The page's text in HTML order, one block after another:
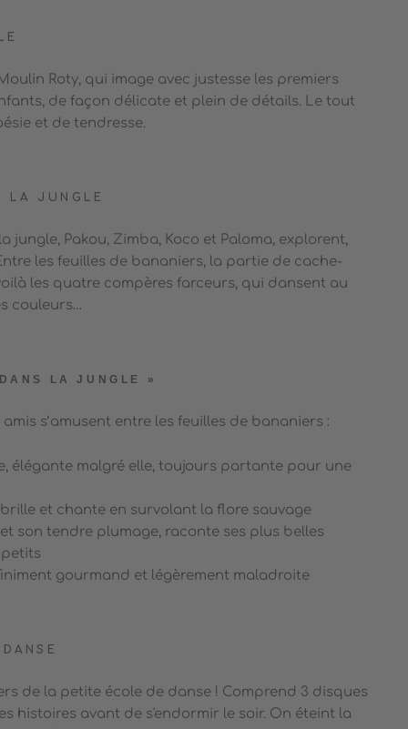
Roty, qui image avec justesse les premiers
de façon délicate et plein de détails. Le tout
et de tendresse.
LA JUNGLE
jungle, Pakou, Zimba, Koco et Paloma, explorent,
les feuilles de bananiers, la partie de cache-
les quatre compères farceurs, qui dansent au
couleurs…
LA JUNGLE »
s’amusent entre les feuilles de bananiers :
élégante malgré elle, toujours partante pour une
brille et chante en survolant la flore sauvage
et son tendre plumage, raconte ses plus belles
gourmand et légèrement maladroite
de la petite école de danse ! Comprend 3 disques
histoires avant de s'endormir le soir. On éteint la